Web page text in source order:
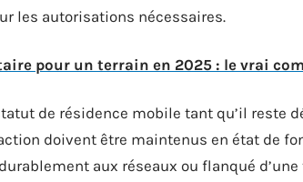
les autorisations nécessaires.
pour un terrain en 2025 : le vrai
de résidence mobile tant qu’il reste
doivent être maintenus en état de
aux réseaux ou flanqué